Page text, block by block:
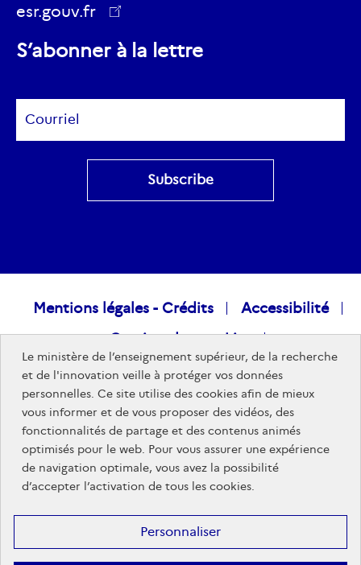
esr.gouv.fr
ec.europa.eu
S’abonner à la lettre
Raccourcis
Mentions légales - Crédits
Accessibilité
Gestion des cookies
Données personnelles
Nous rejoindre
Plan du site
Sites publics
Le ministère de l’enseignement supérieur, de la recherche
et de l'innovation veille à protéger vos données
personnelles. Ce site utilise des cookies afin de mieux
vous informer et de vous proposer des vidéos, des
fonctionnalités de partage et des contenus animés
optimisés pour le web. Pour vous assurer une expérience
de navigation optimale, vous avez la possibilité
d’accepter l’activation de tous les cookies.
Personnaliser